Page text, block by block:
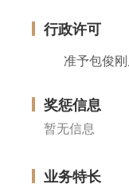
行政许可
准予包俊
奖惩信息
暂无信息
业务特长